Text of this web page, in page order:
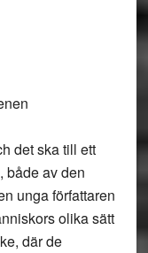
det ska till ett
både av den
unga författaren
olika sätt
där de